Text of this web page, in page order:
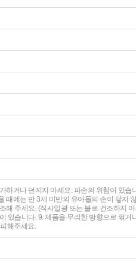
거나 던지지 마세요. 파손의 위험이 있
에는 만 3세 미만의 유아들의 손이 닿지
주세요. (직사일광 또는 불로 건조하지
있습니다. 9. 제품을 무리한 방향으로 꺾
해주세요.